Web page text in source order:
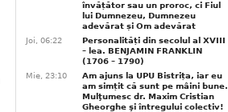
învățător sau un proroc, ci Fiul
lui Dumnezeu, Dumnezeu
adevărat și Om adevărat
Joi, 06:22
Personalități din secolul al XVIII
– lea. BENJAMIN FRANKLIN
(1706 – 1790)
Mie, 23:10
Am ajuns la UPU Bistrița, iar eu
am simțit că sunt pe mâini bune.
Mulţumesc dr. Maxim Cristian
Gheorghe şi întregului colectiv!